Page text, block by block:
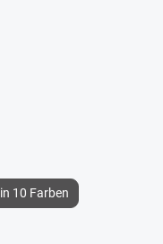
in 10 Farben